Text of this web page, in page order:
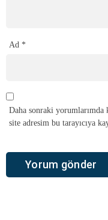
Ad *
Daha sonraki yorumlarımda
site adresim bu tarayıcıya